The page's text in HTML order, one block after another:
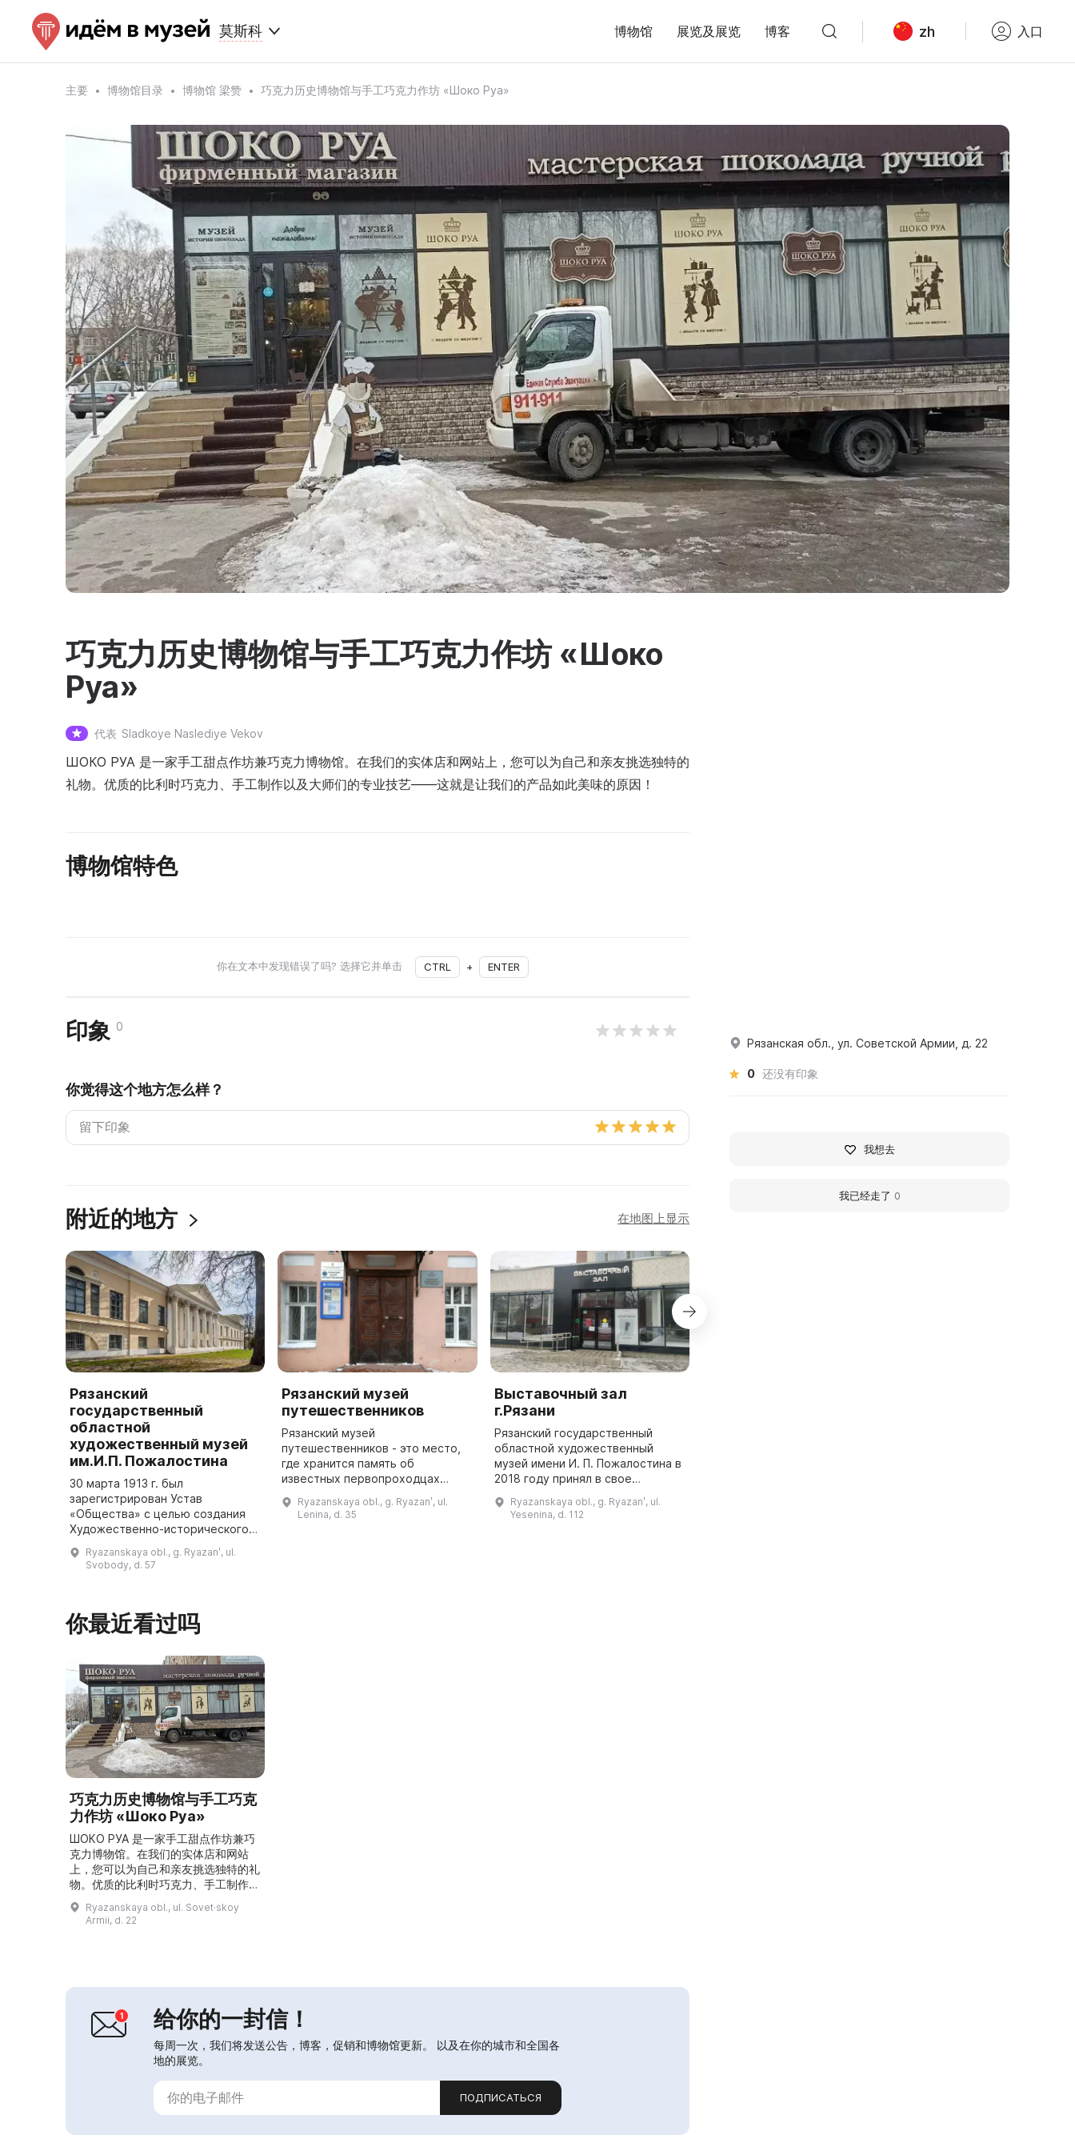
莫斯科 博物馆 展览及展览 博客 zh 入口
主要 博物馆目录 博物馆 梁赞 巧克力历史博物馆与手工巧克力作坊 «Шоко Руа»
巧克力历史博物馆与手工巧克力作坊 «Шоко
Руа»
代表 Sladkoye Naslediye Vekov
ШОКО РУА 是一家手工甜点作坊兼巧克力博物馆。在我们的实体店和网站上，您可以为自己和亲友挑选独特的
礼物。优质的比利时巧克力、手工制作以及大师们的专业技艺——这就是让我们的产品如此美味的原因！
博物馆特色
你在文本中发现错误了吗? 选择它并单击 CTRL + ENTER
印象 0
你觉得这个地方怎么样？
附近的地方 在地图上显示
Рязанский
государственный
областной
художественный музей
им.И.П. Пожалостина
30 марта 1913 г. был
зарегистрирован Устав
«Общества» с целью создания
Художественно-исторического
заботой о развитии и
популяризации художественного
Ryazanskaya obl., g. Ryazanʹ, ul.
Svobody, d. 57
Рязанский музей
путешественников
Рязанский музей
путешественников - это место,
где хранится память об
известных первопроходцах
Здесь можно посетить
экспозиции и выставки,
Ryazanskaya obl., g. Ryazanʹ, ul.
Lenina, d. 35
Выставочный зал
г.Рязани
Рязанский государственный
областной художественный
музей имени И. П. Пожалостина в
2018 году принял в свое
который был открыт в 1981 году
Рязанской областной
Ryazanskaya obl., g. Ryazanʹ, ul.
Yesenina, d. 112
你最近看过吗
巧克力历史博物馆与手工巧克
力作坊 «Шоко Руа»
ШОКО РУА 是一家手工甜点作坊兼巧
克力博物馆。在我们的实体店和网站
上，您可以为自己和亲友挑选独特的礼
物。优质的比利时巧克力、手工制作以
及大师们的专业技艺——这就是让我们
的产品如此美味的原因！...
Ryazanskaya obl., ul. Sovet·skoy
Armii, d. 22
给你的一封信！
每周一次，我们将发送公告，博客，促销和博物馆更新。 以及在你的城市和全国各
地的展览。
ПОДПИСАТЬСЯ
Рязанская обл., ул. Советской Армии, д. 22
0 还没有印象
我想去
我已经走了 0